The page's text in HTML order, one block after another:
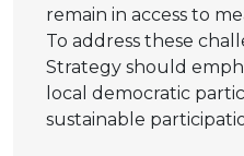
remain in access to
To address these
Strategy should
local democratic
sustainable